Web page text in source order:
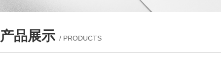
产品展示 / PRODUCTS